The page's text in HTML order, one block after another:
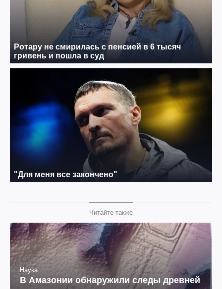
Читайте также
Наука
В Амазонии обнаружили следы древней